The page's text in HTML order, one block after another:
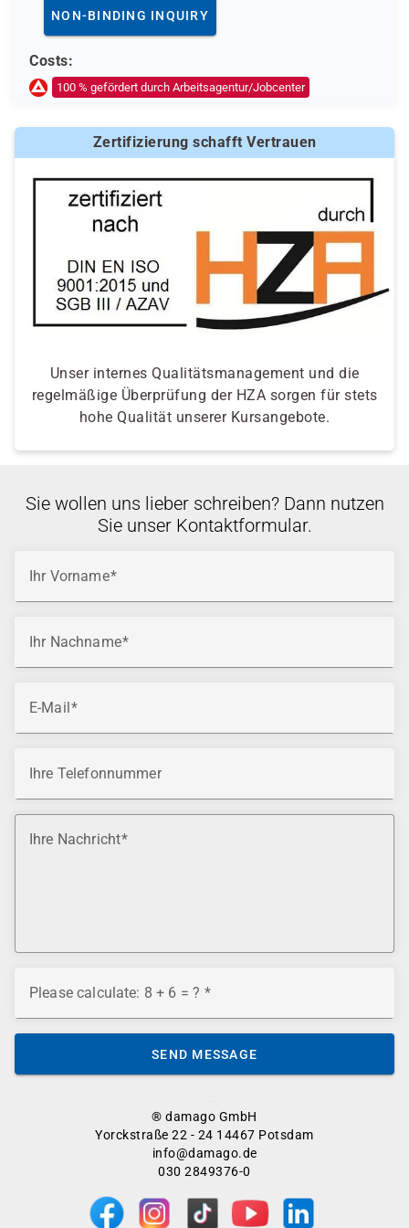
Deutsche Rentenversicherung
Weitere öffentliche oder private Kostenträger
Ob eine Förderung oder Kostenübernahme möglich ist,
entscheidet der jeweilige Kostenträger nach einer
individuellen Prüfung Ihrer persönlichen
NON-BINDING INQUIRY
Costs:
100 % gefördert durch Arbeitsagentur/Jobcenter
Zertifizierung schafft Vertrauen
Unser internes Qualitätsmanagement und die
regelmäßige Überprüfung der HZA sorgen für stets
hohe Qualität unserer Kursangebote.
® damago GmbH
Yorckstraße 22 - 24 14467 Potsdam
info@damago.de
030 2849376-0
Sie wollen uns lieber schreiben? Dann nutzen
Sie unser Kontaktformular.
Ihr Vorname
Ihr Nachname
E-Mail
Ihre Telefonnummer
Ihre Nachricht
Please calculate: 8 + 6 = ?
SEND MESSAGE